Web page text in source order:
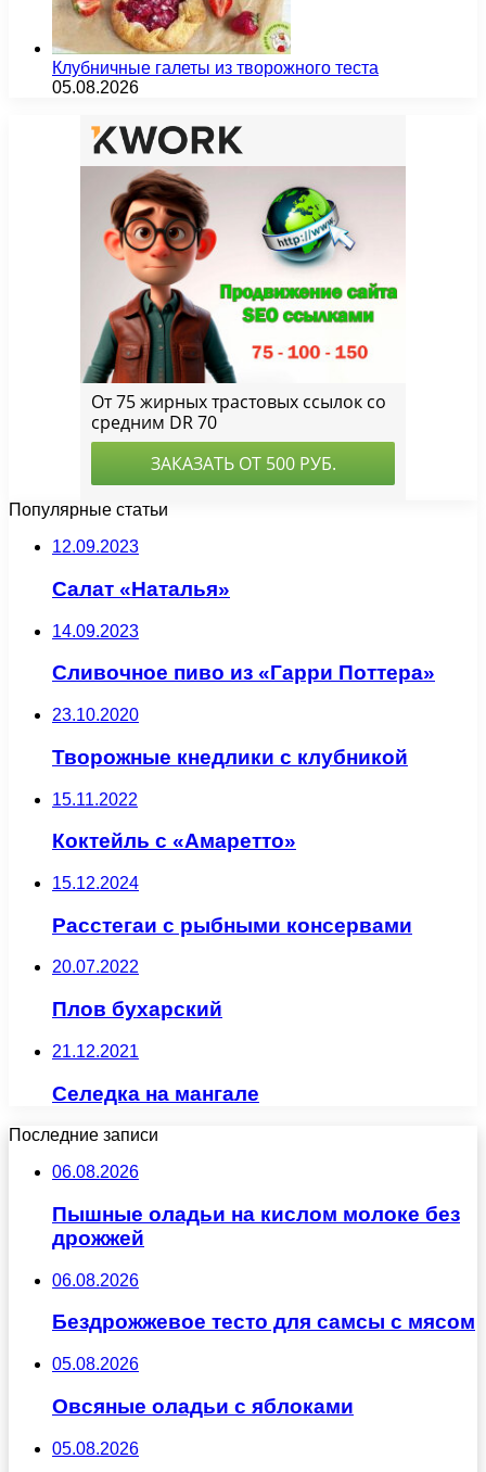
Клубничные галеты из творожного теста
05.08.2026
Популярные статьи
12.09.2023
Салат «Наталья»
14.09.2023
Сливочное пиво из «Гарри Поттера»
23.10.2020
Творожные кнедлики с клубникой
15.11.2022
Коктейль с «Амаретто»
15.12.2024
Расстегаи с рыбными консервами
20.07.2022
Плов бухарский
21.12.2021
Селедка на мангале
Последние записи
06.08.2026
Пышные оладьи на кислом молоке без
дрожжей
06.08.2026
Бездрожжевое тесто для самсы с мясом
05.08.2026
Овсяные оладьи с яблоками
05.08.2026